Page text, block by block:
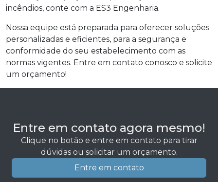
incêndios, conte com a ES3 Engenharia.
Nossa equipe está preparada para oferecer soluções
personalizadas e eficientes, para a segurança e
conformidade do seu estabelecimento com as
normas vigentes. Entre em contato conosco e solicite
um orçamento!
Entre em contato agora mesmo!
Clique no botão e entre em contato para tirar
dúvidas ou solicitar um orçamento.
Entre em contato